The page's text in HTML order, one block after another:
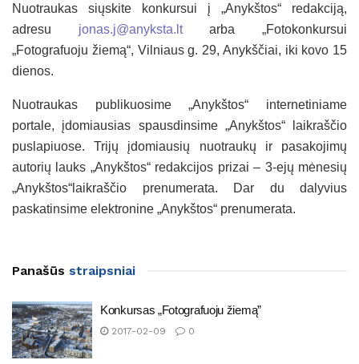
Nuotraukas siųskite konkursui į „Anykštos“ redakciją,
adresu jonas.j@anyksta.ltarba „Fotokonkursui
„Fotografuoju žiemą“, Vilniaus g. 29, Anykščiai, iki kovo 15
dienos.
Nuotraukas publikuosime „Anykštos“ internetiniame
portale, įdomiausias spausdinsime „Anykštos“ laikraščio
puslapiuose. Trijų įdomiausių nuotraukų ir pasakojimų
autorių lauks „Anykštos“ redakcijos prizai – 3-ejų mėnesių
„Anykštos“laikraščio prenumerata. Dar du dalyvius
paskatinsime elektronine „Anykštos“ prenumerata.
Panašūs straipsniai
Konkursas „Fotografuoju žiemą”
2017-02-09 0